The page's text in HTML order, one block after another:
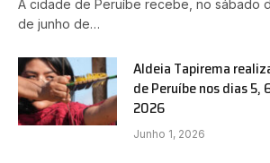
A cidade de Peruíbe recebe, no sábado
de junho de…
Aldeia Tapirema
de Peruíbe nos dias 5,
2026
Junho 1, 2026